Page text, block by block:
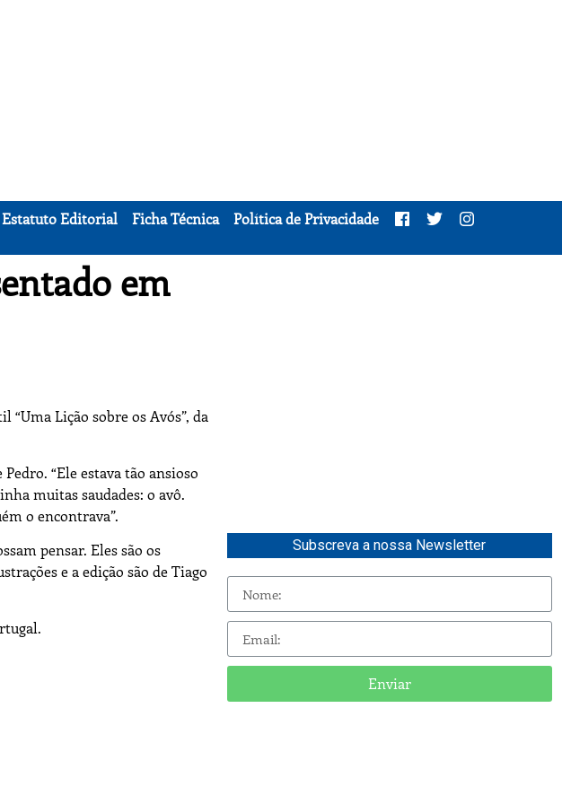
Estatuto Editorial Ficha Técnica
Política de Privacidade
em
Lição sobre os Avós”, da
“Ele estava tão ansioso
muitas saudades: o avô.
o encontrava”.
pensar. Eles são os
e a edição são de Tiago
Subscreva a nossa Newsletter
Enviar